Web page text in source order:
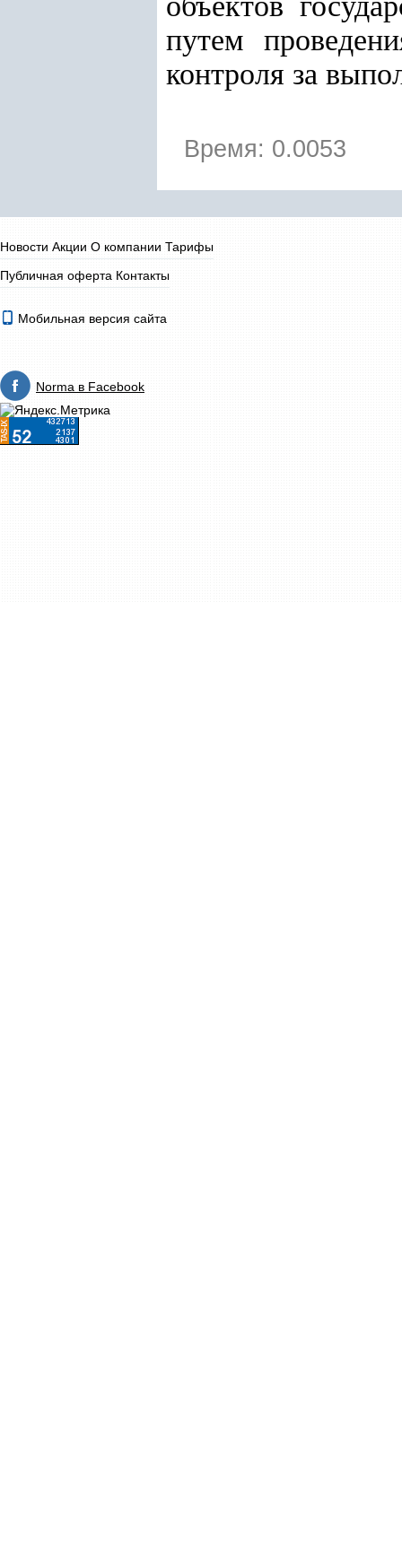
путем
контроля за
Время: 0.0053
Новости Акции О компании Тарифы
Публичная оферта Контакты
Мобильная версия сайта
Norma в Facebook